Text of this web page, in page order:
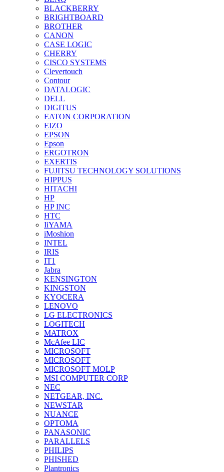
BLACKBERRY
BRIGHTBOARD
BROTHER
CANON
CASE LOGIC
CHERRY
CISCO SYSTEMS
Clevertouch
Contour
DATALOGIC
DELL
DIGITUS
EATON CORPORATION
EIZO
EPSON
Epson
ERGOTRON
EXERTIS
FUJITSU TECHNOLOGY SOLUTIONS
HIPPUS
HITACHI
HP
HP INC
HTC
IiYAMA
iMoshion
INTEL
IRIS
IT1
Jabra
KENSINGTON
KINGSTON
KYOCERA
LENOVO
LG ELECTRONICS
LOGITECH
MATROX
McAfee LIC
MICROSOFT
MICROSOFT
MICROSOFT MOLP
MSI COMPUTER CORP
NEC
NETGEAR, INC.
NEWSTAR
NUANCE
OPTOMA
PANASONIC
PARALLELS
PHILIPS
PHISHED
Plantronics